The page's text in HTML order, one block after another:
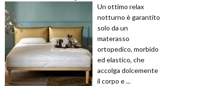
Un ottimo relax
notturno è garantito
solo da un
materasso
ortopedico, morbido
ed elastico, che
accolga dolcemente
il corpo e ...